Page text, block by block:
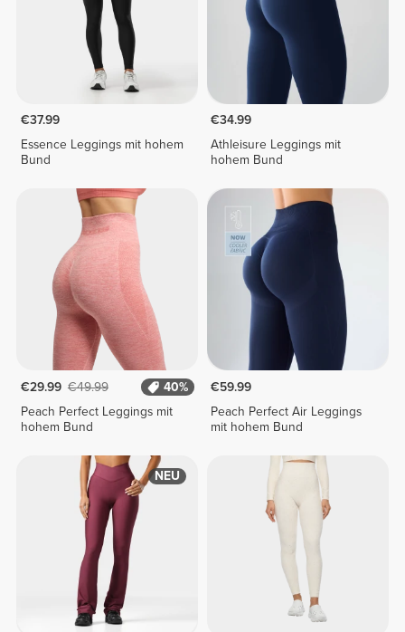
€37.99
Essence Leggings mit hohem
Bund
€34.99
Athleisure Leggings mit
hohem Bund
€29.99 €49.99
40%
Peach Perfect Leggings mit
hohem Bund
€59.99
Peach Perfect Air Leggings
mit hohem Bund
NEU